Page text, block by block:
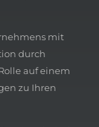
mit
durch
auf einem
zu Ihren